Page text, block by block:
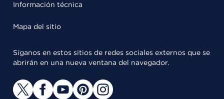
Información técnica
Mapa del sitio
Síganos en estos sitios de redes sociales externos que se
abrirán en una nueva ventana del navegador.